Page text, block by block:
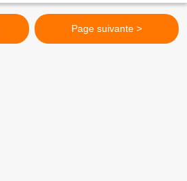
Page suivante >